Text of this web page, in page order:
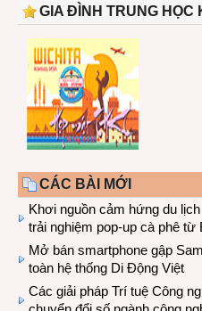
GIA ĐÌNH TRUNG HỌC
CÁC BÀI MỚI
Khơi nguồn cảm hứng du
trải nghiệm pop-up cà phê
Mở bán smartphone gập
toàn hệ thống Di Động Việt
Các giải pháp Trí tuệ Công